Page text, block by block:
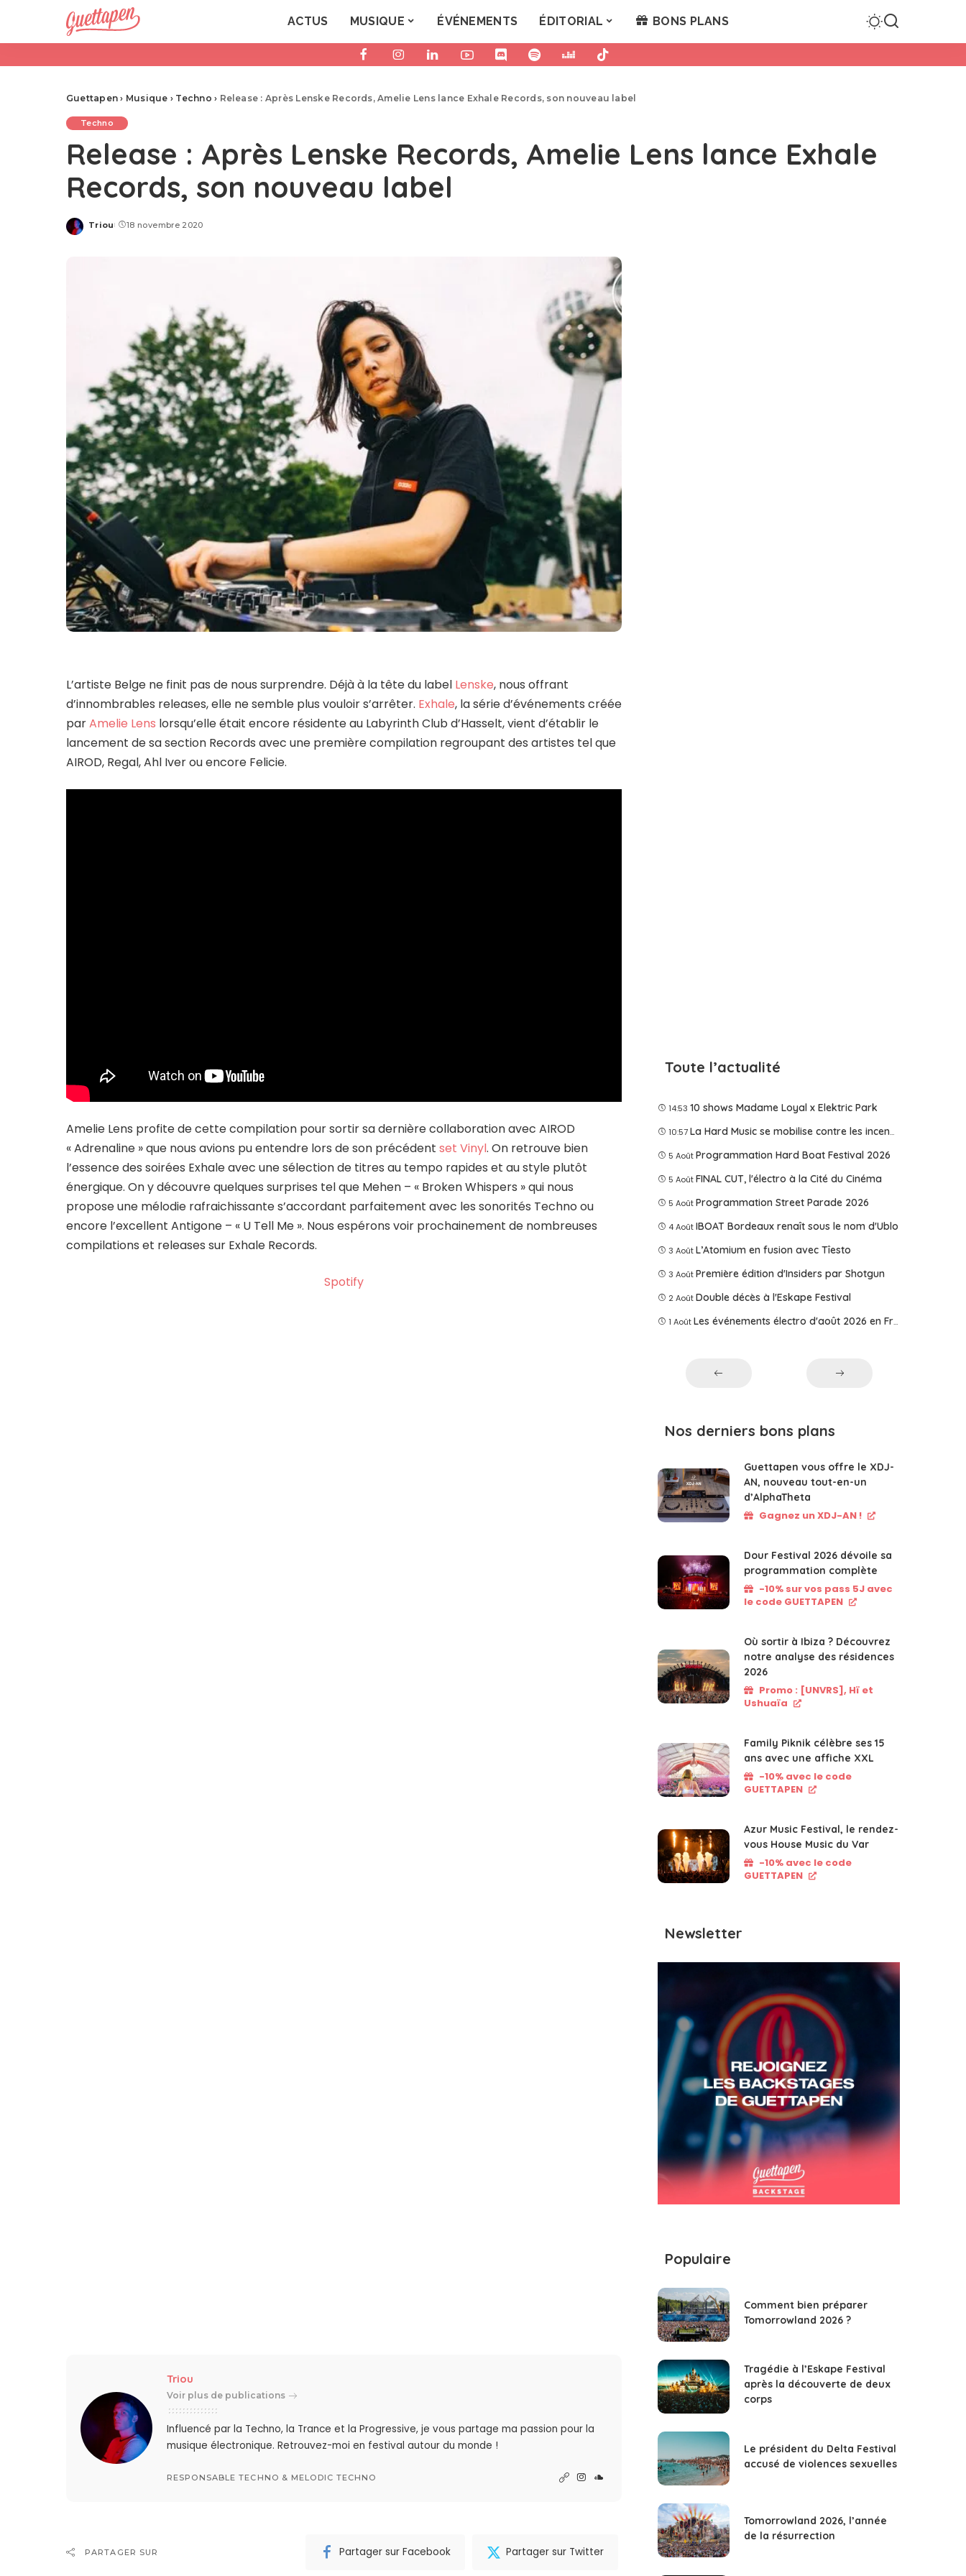
ACTUS MUSIQUE ÉVÉNEMENTS ÉDITORIAL BONS PLANS
Guettapen › Musique › Techno › Release : Après Lenske Records, Amelie Lens lance Exhale Records, son nouveau label
Techno
Release : Après Lenske Records, Amelie Lens lance Exhale
Records, son nouveau label
Posted
Triou 18 novembre 2020
L’artiste Belge ne finit pas de nous surprendre. Déjà à la tête du label Lenske, nous offrant
d’innombrables releases, elle ne semble plus vouloir s’arrêter. Exhale, la série d’événements créée
parAmelie Lens lorsqu’elle était encore résidente au Labyrinth Club d’Hasselt, vient d’établir le
lancement de sa section Records avec une première compilation regroupant des artistes tel que
AIROD, Regal, Ahl Iver ou encore Felicie.
Amelie Lens profite de cette compilation pour sortir sa dernière collaboration avec AIROD
« Adrenaline » que nous avions pu entendre lors de son précédentset Vinyl. On retrouve bien
l’essence des soirées Exhale avec une sélection de titres au tempo rapides et au style plutôt
énergique. On y découvre quelques surprises tel que Mehen – « Broken Whispers » qui nous
propose une mélodie rafraichissante s’accordant parfaitement avec les sonorités Techno ou
encore l’excellent Antigone – « U Tell Me ». Nous espérons voir prochainement de nombreuses
compilations et releases sur Exhale Records.
Spotify
Triou
Voir plus de publications
Influencé par la Techno, la Trance et la Progressive, je vous partage ma passion pour la
musique électronique. Retrouvez-moi en festival autour du monde !
RESPONSABLE TECHNO & MELODIC TECHNO
PARTAGER SUR Partager sur Facebook Partager sur Twitter
Toute l’actualité
14:53 10 shows Madame Loyal x Elektric Park
10:57 La Hard Music se mobilise contre les incendies
5 Août Programmation Hard Boat Festival 2026
5 Août FINAL CUT, l'électro à la Cité du Cinéma
5 Août Programmation Street Parade 2026
4 Août IBOAT Bordeaux renaît sous le nom d'Ublo
3 Août L’Atomium en fusion avec Tîesto
3 Août Première édition d'Insiders par Shotgun
2 Août Double décès à l'Eskape Festival
1 Août Les événements électro d'août 2026 en France
Nos derniers bons plans
Guettapen vous offre le XDJ-
AN, nouveau tout-en-un
d’AlphaTheta
Gagnez un XDJ-AN !
Dour Festival 2026 dévoile sa
programmation complète
-10% sur vos pass 5J avec
le code GUETTAPEN
Où sortir à Ibiza ? Découvrez
notre analyse des résidences
2026
Promo : [UNVRS], Hï et
Ushuaïa
Family Piknik célèbre ses 15
ans avec une affiche XXL
-10% avec le code
GUETTAPEN
Azur Music Festival, le rendez-
vous House Music du Var
-10% avec le code
GUETTAPEN
Newsletter
Populaire
Comment bien préparer
Tomorrowland 2026 ?
Tragédie à l’Eskape Festival
après la découverte de deux
corps
Le président du Delta Festival
accusé de violences sexuelles
Tomorrowland 2026, l’année
de la résurrection